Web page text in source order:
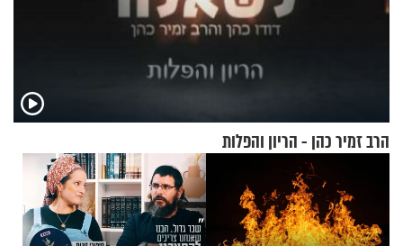
הרב זמיר כהן - הריון והפלות